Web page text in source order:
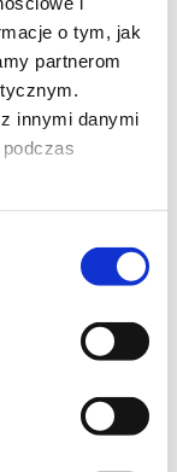
o tym, jak
partnerom
innymi danymi
to idealna
mąki
na
uzyskamy
Robi się